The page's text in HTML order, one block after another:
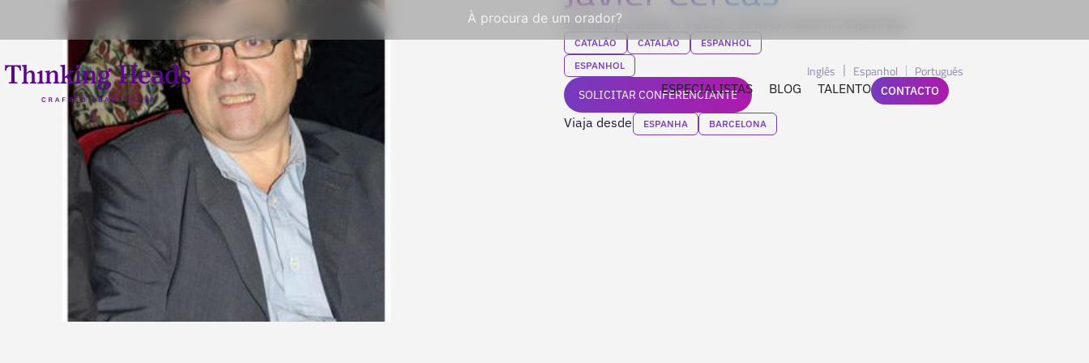
À procura de um orador?
ESPECIALISTAS BLOG TALENTO
Inglês Espanhol Português
CONTACTO
Escritor, jornalista e membro da Real Academia Espanhola.
CATALÃO CATALÃO
ESPANHOL
ESPANHOL
SOLICITAR CONFERENCIANTE
Viaja desde ESPANHA BARCELONA